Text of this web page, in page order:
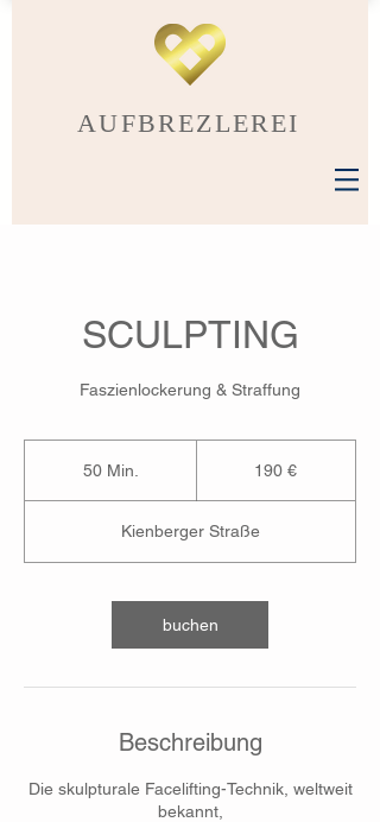
AUFBREZLEREI
SCULPTING
Faszienlockerung & Straffung
50 Min.
i
n
190 €
Kienberger Straße
buchen
Beschreibung
Die skulpturale Facelifting-Technik, weltweit
bekannt,